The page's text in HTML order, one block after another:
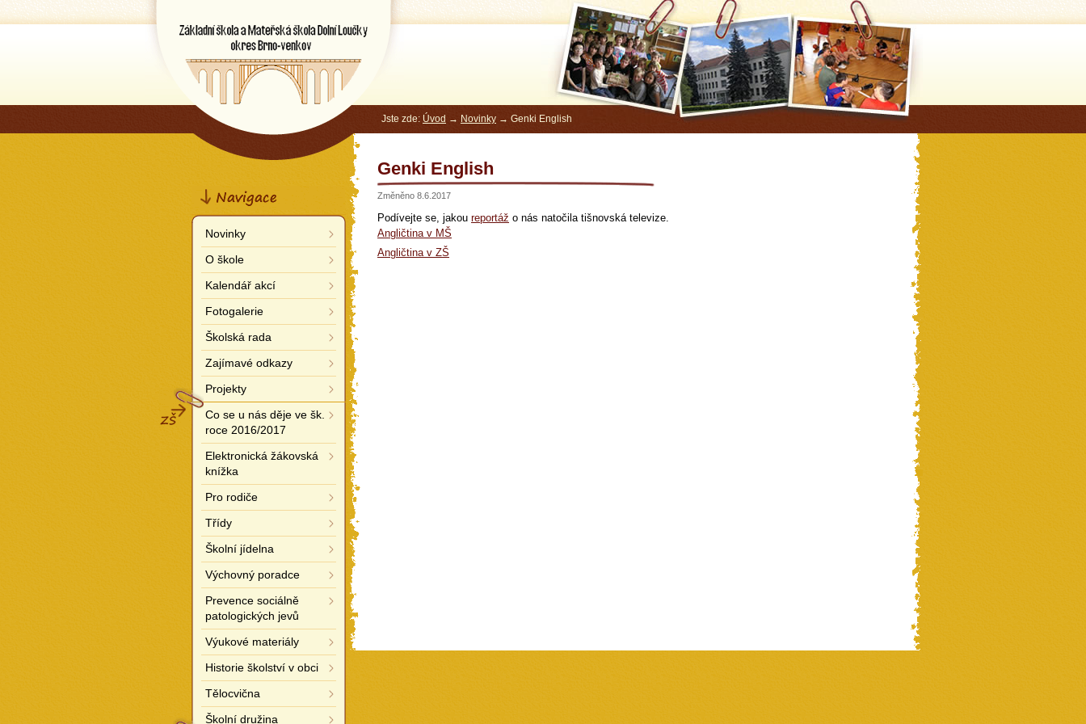
Dolní Loučky
okres Brno-venkov
Jste zde: Úvod → Novinky → Genki English
Genki English
Změněno 8.6.2017
Podívejte se, jakou reportáž o nás natočila tišnovská televize.
Angličtina v MŠ
Angličtina v ZŠ
Navigace
Novinky
O škole
Kalendář akcí
Fotogalerie
Školská rada
Zajímavé odkazy
Projekty
Co se u nás děje ve šk.
roce 2016/2017
Elektronická žákovská
knížka
Pro rodiče
Třídy
Školní jídelna
Výchovný poradce
Prevence sociálně
patologických jevů
Výukové materiály
Historie školství v obci
Tělocvična
Školní družina